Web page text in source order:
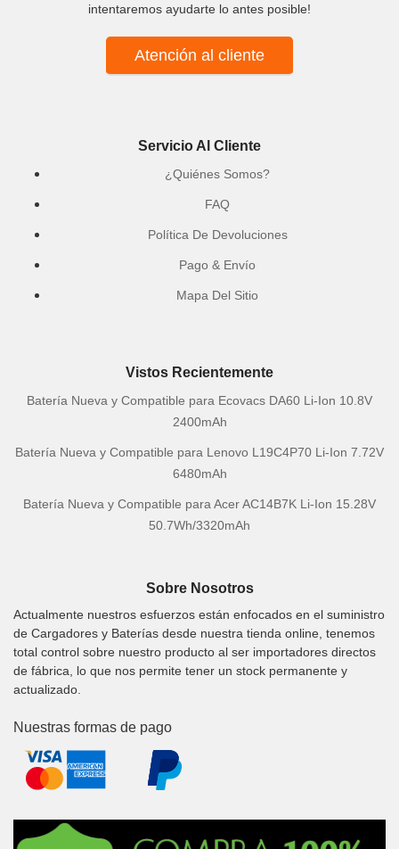
intentaremos ayudarte lo antes posible!
Atención al cliente
Servicio Al Cliente
¿Quiénes Somos?
FAQ
Política De Devoluciones
Pago & Envío
Mapa Del Sitio
Vistos Recientemente
Batería Nueva y Compatible para Ecovacs DA60 Li-Ion 10.8V
2400mAh
Batería Nueva y Compatible para Lenovo L19C4P70 Li-Ion 7.72V
6480mAh
Batería Nueva y Compatible para Acer AC14B7K Li-Ion 15.28V
50.7Wh/3320mAh
Sobre Nosotros
Actualmente nuestros esfuerzos están enfocados en el suministro
de Cargadores y Baterías desde nuestra tienda online, tenemos
total control sobre nuestro producto al ser importadores directos
de fábrica, lo que nos permite tener un stock permanente y
actualizado.
Nuestras formas de pago